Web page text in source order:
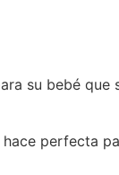
su bebé que
perfecta